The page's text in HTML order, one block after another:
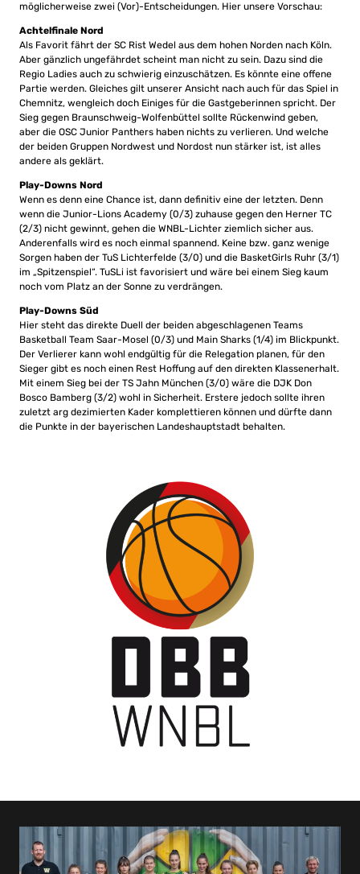
möglicherweise zwei (Vor)-Entscheidungen. Hier unsere Vorschau:
Achtelfinale Nord
Als Favorit fährt der SC Rist Wedel aus dem hohen Norden nach Köln.
Aber gänzlich ungefährdet scheint man nicht zu sein. Dazu sind die
Regio Ladies auch zu schwierig einzuschätzen. Es könnte eine offene
Partie werden. Gleiches gilt unserer Ansicht nach auch für das Spiel in
Chemnitz, wengleich doch Einiges für die Gastgeberinnen spricht. Der
Sieg gegen Braunschweig-Wolfenbüttel sollte Rückenwind geben,
aber die OSC Junior Panthers haben nichts zu verlieren. Und welche
der beiden Gruppen Nordwest und Nordost nun stärker ist, ist alles
andere als geklärt.
Play-Downs Nord
Wenn es denn eine Chance ist, dann definitiv eine der letzten. Denn
wenn die Junior-Lions Academy (0/3) zuhause gegen den Herner TC
(2/3) nicht gewinnt, gehen die WNBL-Lichter ziemlich sicher aus.
Anderenfalls wird es noch einmal spannend. Keine bzw. ganz wenige
Sorgen haben der TuS Lichterfelde (3/0) und die BasketGirls Ruhr (3/1)
im „Spitzenspiel“. TuSLi ist favorisiert und wäre bei einem Sieg kaum
noch vom Platz an der Sonne zu verdrängen.
Play-Downs Süd
Hier steht das direkte Duell der beiden abgeschlagenen Teams
Basketball Team Saar-Mosel (0/3) und Main Sharks (1/4) im Blickpunkt.
Der Verlierer kann wohl endgültig für die Relegation planen, für den
Sieger gibt es noch einen Rest Hoffung auf den direkten Klassenerhalt.
Mit einem Sieg bei der TS Jahn München (3/0) wäre die DJK Don
Bosco Bamberg (3/2) wohl in Sicherheit. Erstere jedoch sollte ihren
zuletzt arg dezimierten Kader komplettieren können und dürfte dann
die Punkte in der bayerischen Landeshauptstadt behalten.